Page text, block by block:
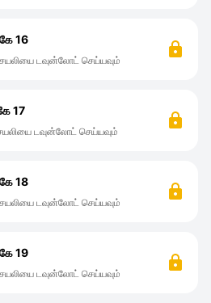
16
டவுன்லோட் செய்யவும்
17
டவுன்லோட் செய்யவும்
18
டவுன்லோட் செய்யவும்
19
டவுன்லோட் செய்யவும்